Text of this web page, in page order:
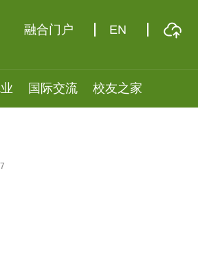
融合门户 EN
国际交流 校友之家